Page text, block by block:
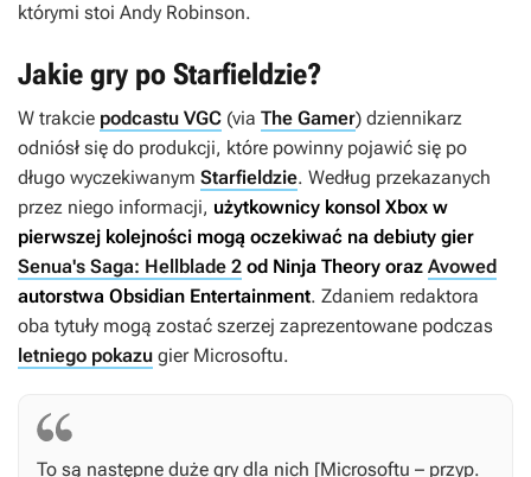
którymi stoi Andy Robinson.
Jakie gry po Starfieldzie?
W trakcie podcastu VGC (via The Gamer) dziennikarz
odniósł się do produkcji, które powinny pojawić się po
długo wyczekiwanym Starfieldzie. Według przekazanych
przez niego informacji, użytkownicy konsol Xbox w
pierwszej kolejności mogą oczekiwać na debiuty gier
Senua's Saga: Hellblade 2 od Ninja Theory oraz Avowed
autorstwa Obsidian Entertainment. Zdaniem redaktora
oba tytuły mogą zostać szerzej zaprezentowane podczas
letniego pokazu gier Microsoftu.
To są następne duże gry dla nich [Microsoftu – przyp.